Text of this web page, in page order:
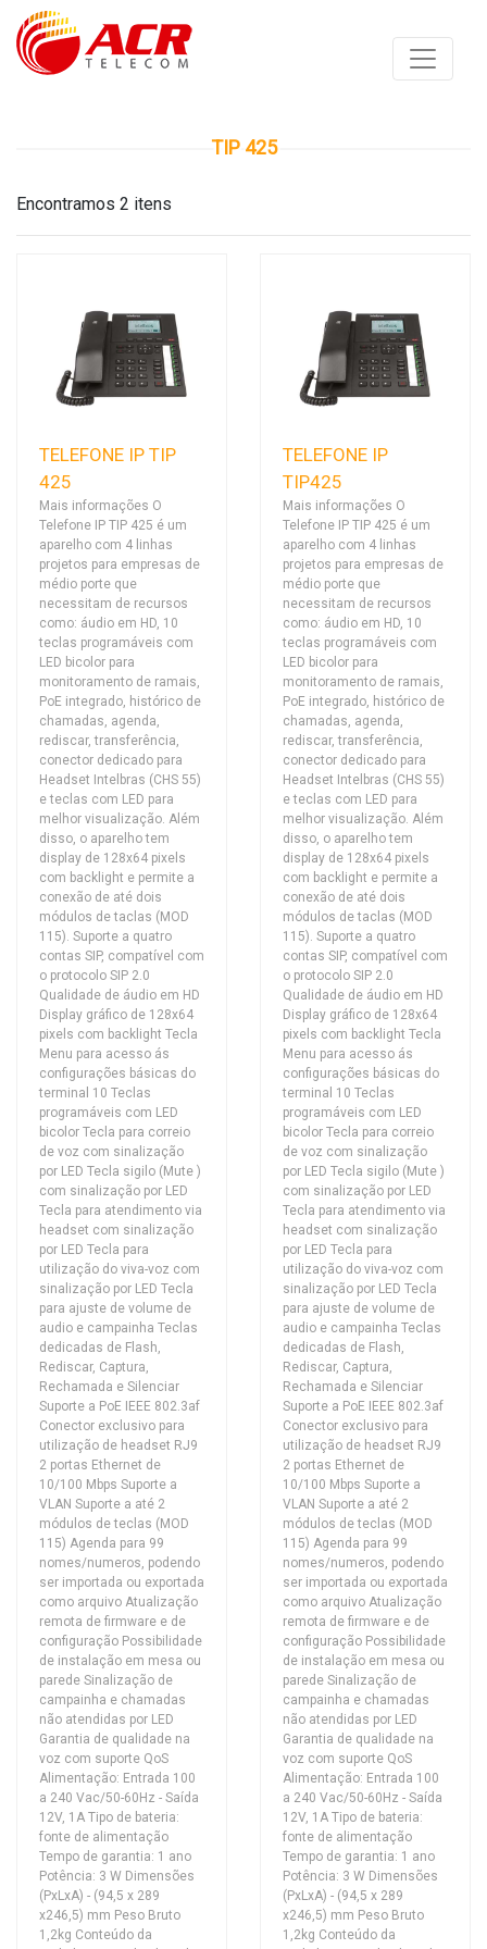
TIP 425
Encontramos 2 itens
TELEFONE IP TIP
425
Mais informações O
Telefone IP TIP 425 é um
aparelho com 4 linhas
projetos para empresas de
médio porte que
necessitam de recursos
como: áudio em HD, 10
teclas programáveis com
LED bicolor para
monitoramento de ramais,
PoE integrado, histórico de
chamadas, agenda,
rediscar, transferência,
conector dedicado para
Headset Intelbras (CHS 55)
e teclas com LED para
melhor visualização. Além
disso, o aparelho tem
display de 128x64 pixels
com backlight e permite a
conexão de até dois
módulos de taclas (MOD
115). Suporte a quatro
contas SIP, compatível com
o protocolo SIP 2.0
Qualidade de áudio em HD
Display gráfico de 128x64
pixels com backlight Tecla
Menu para acesso ás
configurações básicas do
terminal 10 Teclas
programáveis com LED
bicolor Tecla para correio
de voz com sinalização
por LED Tecla sigilo (Mute )
com sinalização por LED
Tecla para atendimento via
headset com sinalização
por LED Tecla para
utilização do viva-voz com
sinalização por LED Tecla
para ajuste de volume de
audio e campainha Teclas
dedicadas de Flash,
Rediscar, Captura,
Rechamada e Silenciar
Suporte a PoE IEEE 802.3af
Conector exclusivo para
utilização de headset RJ9
2 portas Ethernet de
10/100 Mbps Suporte a
VLAN Suporte a até 2
módulos de teclas (MOD
115) Agenda para 99
nomes/numeros, podendo
ser importada ou exportada
como arquivo Atualização
remota de firmware e de
configuração Possibilidade
de instalação em mesa ou
parede Sinalização de
campainha e chamadas
não atendidas por LED
Garantia de qualidade na
voz com suporte QoS
Alimentação: Entrada 100
a 240 Vac/50-60Hz - Saída
12V, 1A Tipo de bateria:
fonte de alimentação
Tempo de garantia: 1 ano
Potência: 3 W Dimensões
(PxLxA) - (94,5 x 289
x246,5) mm Peso Bruto
1,2kg Conteúdo da
TELEFONE IP
TIP425
Mais informações O
Telefone IP TIP 425 é um
aparelho com 4 linhas
projetos para empresas de
médio porte que
necessitam de recursos
como: áudio em HD, 10
teclas programáveis com
LED bicolor para
monitoramento de ramais,
PoE integrado, histórico de
chamadas, agenda,
rediscar, transferência,
conector dedicado para
Headset Intelbras (CHS 55)
e teclas com LED para
melhor visualização. Além
disso, o aparelho tem
display de 128x64 pixels
com backlight e permite a
conexão de até dois
módulos de taclas (MOD
115). Suporte a quatro
contas SIP, compatível com
o protocolo SIP 2.0
Qualidade de áudio em HD
Display gráfico de 128x64
pixels com backlight Tecla
Menu para acesso ás
configurações básicas do
terminal 10 Teclas
programáveis com LED
bicolor Tecla para correio
de voz com sinalização
por LED Tecla sigilo (Mute )
com sinalização por LED
Tecla para atendimento via
headset com sinalização
por LED Tecla para
utilização do viva-voz com
sinalização por LED Tecla
para ajuste de volume de
audio e campainha Teclas
dedicadas de Flash,
Rediscar, Captura,
Rechamada e Silenciar
Suporte a PoE IEEE 802.3af
Conector exclusivo para
utilização de headset RJ9
2 portas Ethernet de
10/100 Mbps Suporte a
VLAN Suporte a até 2
módulos de teclas (MOD
115) Agenda para 99
nomes/numeros, podendo
ser importada ou exportada
como arquivo Atualização
remota de firmware e de
configuração Possibilidade
de instalação em mesa ou
parede Sinalização de
campainha e chamadas
não atendidas por LED
Garantia de qualidade na
voz com suporte QoS
Alimentação: Entrada 100
a 240 Vac/50-60Hz - Saída
12V, 1A Tipo de bateria:
fonte de alimentação
Tempo de garantia: 1 ano
Potência: 3 W Dimensões
(PxLxA) - (94,5 x 289
x246,5) mm Peso Bruto
1,2kg Conteúdo da